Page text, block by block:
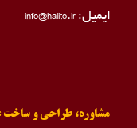
ایمیل: info@halito.ir
مشاوره، طراحی و ساخت